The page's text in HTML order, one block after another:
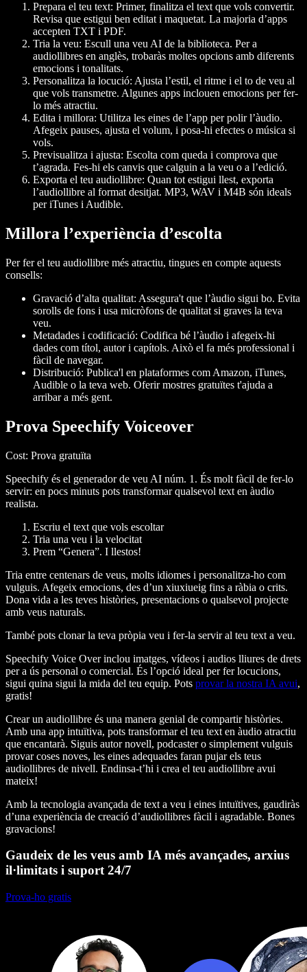
Prepara el teu text: Primer, finalitza el text que vols convertir.
Revisa que estigui ben editat i maquetat. La majoria d’apps
accepten TXT i PDF.
Tria la veu: Escull una veu AI de la biblioteca. Per a
audiollibres en anglès, trobaràs moltes opcions amb diferents
emocions i tonalitats.
Personalitza la locució: Ajusta l’estil, el ritme i el to de veu al
que vols transmetre. Algunes apps inclouen emocions per fer-
lo més atractiu.
Edita i millora: Utilitza les eines de l’app per polir l’àudio.
Afegeix pauses, ajusta el volum, i posa-hi efectes o música si
vols.
Previsualitza i ajusta: Escolta com queda i comprova que
t’agrada. Fes-hi els canvis que calguin a la veu o a l’edició.
Exporta el teu audiollibre: Quan tot estigui llest, exporta
l’audiollibre al format desitjat. MP3, WAV i M4B són ideals
per iTunes i Audible.
Millora l’experiència d’escolta
Per fer el teu audiollibre més atractiu, tingues en compte aquests
consells:
Gravació d’alta qualitat: Assegura't que l’àudio sigui bo. Evita
sorolls de fons i usa micròfons de qualitat si graves la teva
veu.
Metadades i codificació: Codifica bé l’àudio i afegeix-hi
dades com títol, autor i capítols. Això el fa més professional i
fàcil de navegar.
Distribució: Publica'l en plataformes com Amazon, iTunes,
Audible o la teva web. Oferir mostres gratuïtes t'ajuda a
arribar a més gent.
Prova Speechify Voiceover
Cost: Prova gratuïta
Speechify és el generador de veu AI núm. 1. És molt fàcil de fer-lo
servir: en pocs minuts pots transformar qualsevol text en àudio
realista.
Escriu el text que vols escoltar
Tria una veu i la velocitat
Prem “Genera”. I llestos!
Tria entre centenars de veus, molts idiomes i personalitza-ho com
vulguis. Afegeix emocions, des d’un xiuxiueig fins a ràbia o crits.
Dona vida a les teves històries, presentacions o qualsevol projecte
amb veus naturals.
També pots clonar la teva pròpia veu i fer-la servir al teu text a veu.
Speechify Voice Over inclou imatges, vídeos i audios lliures de drets
per a ús personal o comercial. És l’opció ideal per fer locucions,
sigui quina sigui la mida del teu equip. Pots provar la nostra IA avui,
gratis!
Crear un audiollibre és una manera genial de compartir històries.
Amb una app intuïtiva, pots transformar el teu text en àudio atractiu
que encantarà. Siguis autor novell, podcaster o simplement vulguis
provar coses noves, les eines adequades faran pujar els teus
audiollibres de nivell. Endinsa-t’hi i crea el teu audiollibre avui
mateix!
Amb la tecnologia avançada de text a veu i eines intuïtives, gaudiràs
d’una experiència de creació d’audiollibres fàcil i agradable. Bones
gravacions!
Gaudeix de les veus amb IA més avançades, arxius
il·limitats i suport 24/7
Prova-ho gratis